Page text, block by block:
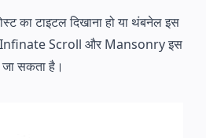
का टाइटल दिखाना हो या थंबनेल इस
Scroll और Mansonry इस
सकता है।